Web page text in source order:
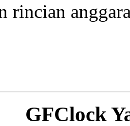
rincian
GFClock